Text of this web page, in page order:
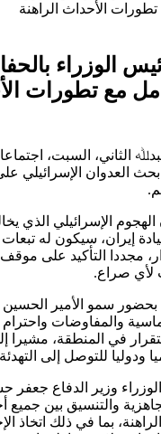
تطورات الأحداث الراهنة
الوزراء
مع تطورات
الثاني، السبت،
العدوان الإسرائيلي
الإسرائيلي الذي
إيران، سيكون له
مجددا التأكيد على موقف
صراع.
بحضور سمو الأمير
والمفاوضات واحترام
في المنطقة، مشيرا
ودوليا للتوصل إلى
وزير الدفاع جعفر
والتنسيق بين جميع
بما في ذلك اتخاذ